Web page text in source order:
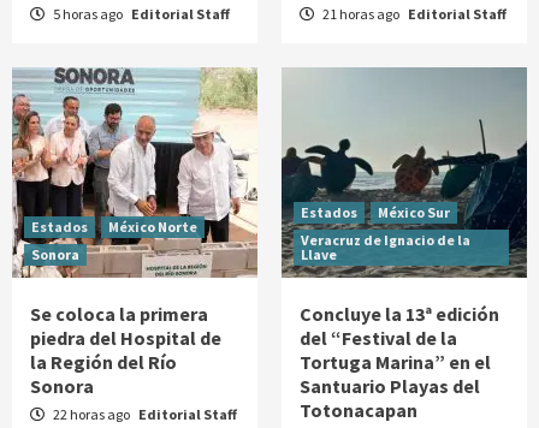
5 horas ago Editorial Staff 21 horas ago Editorial Staff
Estados
México Norte
Sonora
Se coloca la primera
piedra del Hospital de
la Región del Río
Sonora
22 horas ago Editorial Staff
Estados
México Sur
Veracruz de Ignacio de la
Llave
Concluye la 13ª edición
del “Festival de la
Tortuga Marina” en el
Santuario Playas del
Totonacapan